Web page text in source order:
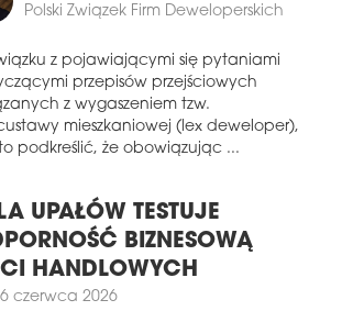
czerwca 2025
DLA NIELOTÓW
Ogrodzie Zoologicznym im.
i Jana Żabińskich w Warszawie
zostanie nowy pawilon dla
budowę właśnie została podpisana
ma być gotowy w 2026 roku.
czerwca 2025
W NOWYM CENTRUM
Polski Związek Firm Deweloperskich
z pojawiającymi się pytaniami
przepisów przejściowych
z wygaszeniem tzw.
mieszkaniowej (lex deweloper),
podkreślić, że obowiązując ...
UPAŁÓW TESTUJE
BIZNESOWĄ
HANDLOWYCH
czerwca 2026